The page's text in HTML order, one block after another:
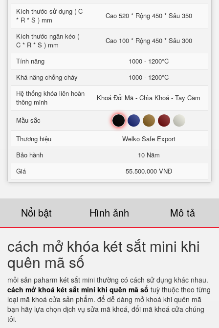
Kích thước sử dụng ( C
* R * S ) mm
Cao 520 * Rộng 450 * Sâu 350
Kích thước ngăn kéo (
C * R * S ) mm
Cao 100 * Rộng 450 * Sâu 300
Tính năng
1000 - 1200°C
Khả năng chống cháy
1000 - 1200°C
Hệ thống khóa liên hoàn
thông minh
Khoá Đổi Mã - Chìa Khoá - Tay Cầm
Mầu sắc Đen Xanh Nâu Đỏ Trắng
Thương hiệu
Welko Safe Export
Bảo hành
10 Năm
Giá
55.500.000 VNĐ
Nổi bật Hình ảnh Mô tả
cách mở khóa két sắt mini khi
quên mã số
mỗi sản paharm két sắt mini thường có cách sử dụng khác nhau.
cách mở khoá két sắt mini khi quên mã số tuỳ thuộc theo từng
loại mã khoá cửa sản phẩm. để dễ dàng mở khoá khi quên mã
bạn hãy lựa chọn dịch vụ sửa mã khoá, đổi mã khoá cửa chúng
tôi.